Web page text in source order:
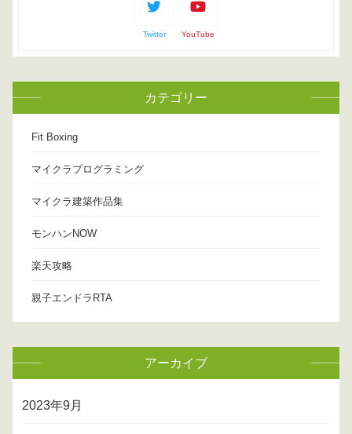
Twitter YouTube
カテゴリー
Fit Boxing
マイクラプログラミング
マイクラ建築作品集
モンハンNOW
楽天攻略
親子エンドラRTA
アーカイブ
2023年9月